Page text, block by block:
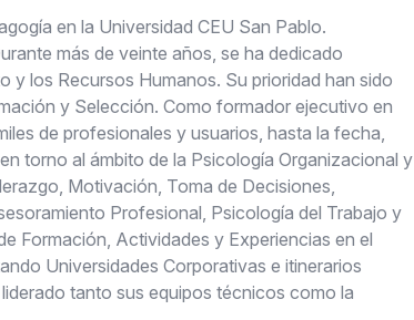
en la Universidad CEU San Pablo.
más de veinte años, se ha dedicado
y los Recursos Humanos. Su prioridad han sido
y Selección. Como formador ejecutivo en
de profesionales y usuarios, hasta la fecha,
torno al ámbito de la Psicología Organizacional y
Motivación, Toma de Decisiones,
Profesional, Psicología del Trabajo y
Formación, Actividades y Experiencias en el
Universidades Corporativas e itinerarios
tanto sus equipos técnicos como la